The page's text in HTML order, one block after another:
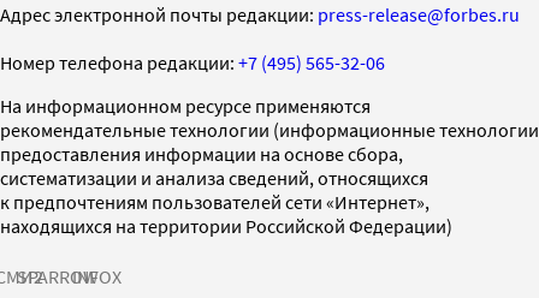
Адрес электронной почты редакции: press-release@forbes.ru
Номер телефона редакции: +7 (495) 565-32-06
На информационном ресурсе применяются
рекомендательные технологии (информационные технологии
предоставления информации на основе сбора,
систематизации и анализа сведений, относящихся
к предпочтениям пользователей сети «Интернет»,
находящихся на территории Российской Федерации)
SPARROWINFOX